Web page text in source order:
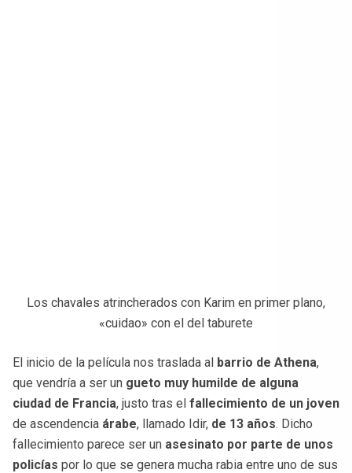
Los chavales atrincherados con Karim en primer plano,
«cuidao» con el del taburete
El inicio de la película nos traslada al barrio de Athena,
que vendría a ser un gueto muy humilde de alguna
ciudad de Francia, justo tras el fallecimiento de un joven
de ascendencia árabe, llamado Idir, de 13 años. Dicho
fallecimiento parece ser un asesinato por parte de unos
policías por lo que se genera mucha rabia entre uno de sus